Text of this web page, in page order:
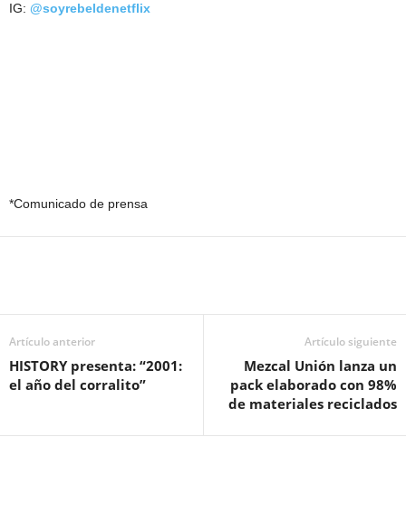
IG: @soyrebeldenetflix
*Comunicado de prensa
Artículo anterior
HISTORY presenta: “2001:
el año del corralito”
Artículo siguiente
Mezcal Unión lanza un
pack elaborado con 98%
de materiales reciclados